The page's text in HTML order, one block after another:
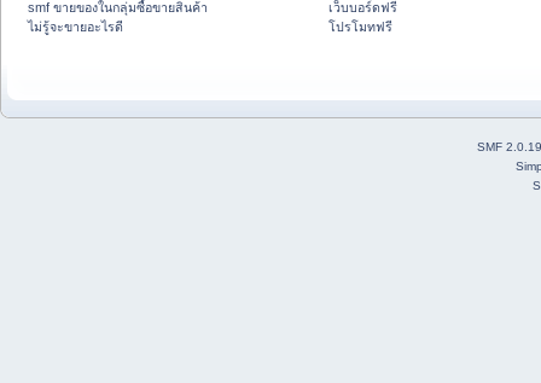
smf ขายของในกลุ่มซื้อขายสินค้า
ไม่รู้จะขายอะไรดี
เว็บบอร์ดฟรี
โปรโมทฟรี
SMF 2.0.19